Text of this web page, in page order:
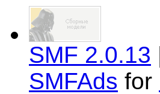
SMF 2.0.13
SMFAds for